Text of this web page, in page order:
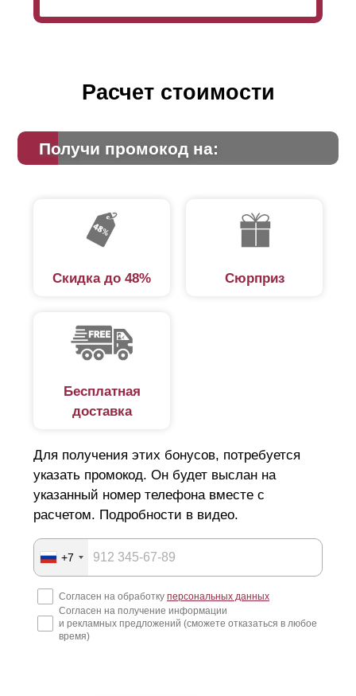
секциями будут выглядеть более объемными,
Расчет стоимости
Получи промокод на:
Скидка до 48% Сюрприз
Бесплатная
доставка
Для получения этих бонусов, потребуется
указать промокод. Он будет выслан на
указанный номер телефона вместе с
расчетом. Подробности в видео.
+7
Согласен на обработку персональных данных
Согласен на получение информации
и рекламных предложений (сможете отказаться в любое
время)